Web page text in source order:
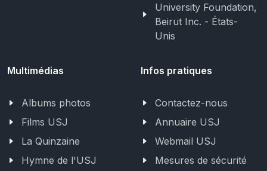
University Foundation,
Beirut Inc. - États-
Unis
Multimédias
Albums photos
Films USJ
La Quinzaine
Hymne de l'USJ
Infos pratiques
Contactez-nous
Annuaire USJ
Webmail USJ
Mesures de sécurité